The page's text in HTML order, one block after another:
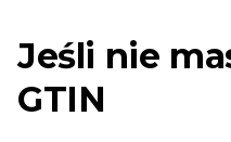
Jeśli nie
GTIN